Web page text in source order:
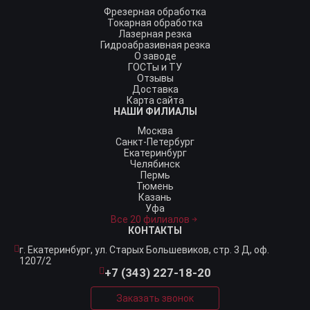
Фрезерная обработка
Токарная обработка
Лазерная резка
Гидроабразивная резка
О заводе
ГОСТы и ТУ
Отзывы
Доставка
Карта сайта
НАШИ ФИЛИАЛЫ
Москва
Санкт-Петербург
Екатеринбург
Челябинск
Пермь
Тюмень
Казань
Уфа
Все 20 филиалов
КОНТАКТЫ
г. Екатеринбург, ул. Старых Большевиков, стр. 3 Д, оф.
1207/2
+7 (343) 227-18-20
Заказать звонок